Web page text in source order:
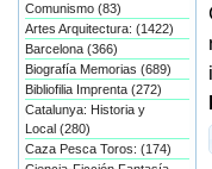
Comunismo (83)
Artes Arquitectura: (1422)
Barcelona (366)
Biografía Memorias (689)
Bibliofilia Imprenta (272)
Catalunya: Historia y
Local (280)
Caza Pesca Toros: (174)